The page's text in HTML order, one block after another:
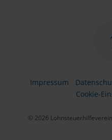
Impressum
Cookie-
© 2026